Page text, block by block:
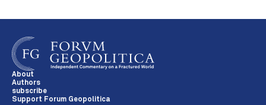
About
Authors
subscribe
Support Forum Geopolitica